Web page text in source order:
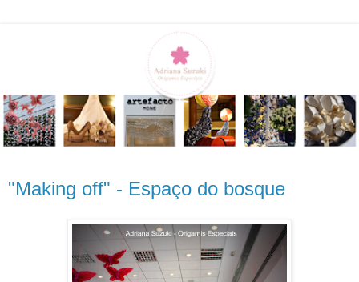
"Making off" - Espaço do bosque